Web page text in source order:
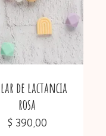
en el
de lactancia
rosa
$ 390,00